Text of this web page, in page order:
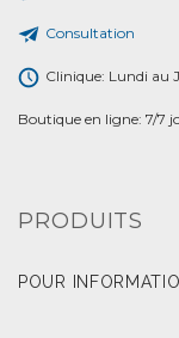
Consultation
Clinique: Lundi au
Boutique en ligne: 7/7
PRODUITS
POUR